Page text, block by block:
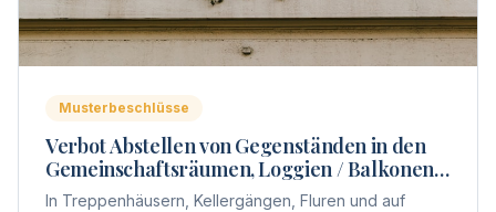
Musterbeschlüsse
Verbot Abstellen von Gegenständen in den
Gemeinschaftsräumen, Loggien / Balkonen
und Fluren
In Treppenhäusern, Kellergängen, Fluren und auf